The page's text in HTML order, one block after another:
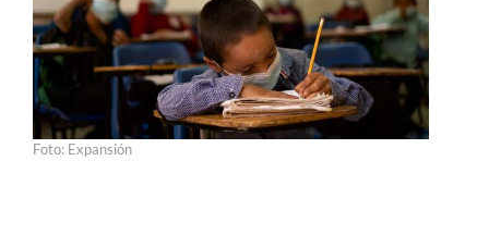
Foto: Expansión